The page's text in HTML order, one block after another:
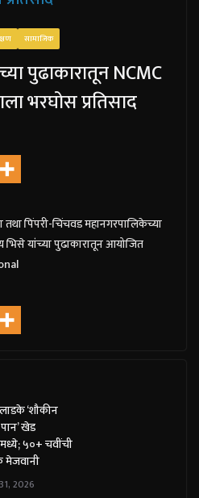
सामाजिक
पुढाकारातून NCMC
भरघोस प्रतिसाद
तथा पिंपरी-चिंचवड महानगरपालिकेच्या
यांच्या पुढाकारातून आयोजित
‘शौकीन
खेड
५०+ चवींची
2026